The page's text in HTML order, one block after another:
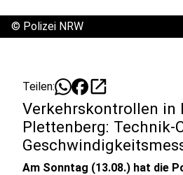
© Polizei NRW
Teilen: open_in_new
Verkehrskontrollen in
Plettenberg: Technik-
Am Sonntag (13.08.) hat die